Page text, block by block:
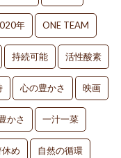
年 ONE TEAM
持続可能 活性酸素
心の豊かさ 映画
かさ 一汁一菜
休め 自然の循環